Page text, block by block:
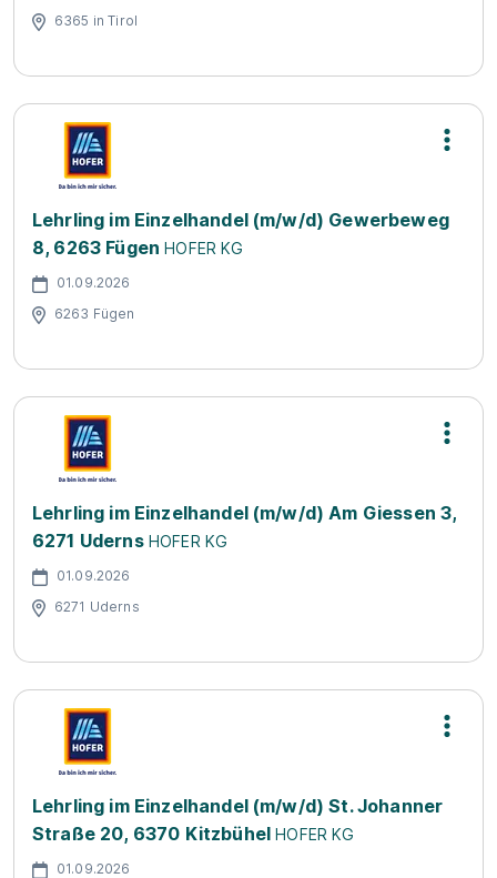
6365 in Tirol
Lehrling im Einzelhandel (m/w/d) Gewerbeweg
8, 6263 Fügen HOFER KG
01.09.2026
6263 Fügen
Lehrling im Einzelhandel (m/w/d) Am Giessen 3,
6271 Uderns HOFER KG
01.09.2026
6271 Uderns
Lehrling im Einzelhandel (m/w/d) St. Johanner
Straße 20, 6370 Kitzbühel HOFER KG
01.09.2026